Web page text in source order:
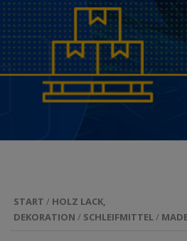
START / HOLZ LACK,
DEKORATION / SCHLEIFMITTEL /